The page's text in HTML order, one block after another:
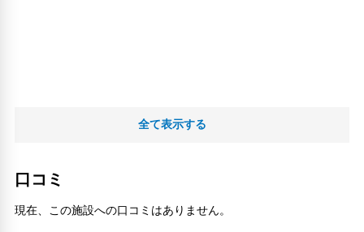
全て表示する
口コミ
現在、この施設への口コミはありません。